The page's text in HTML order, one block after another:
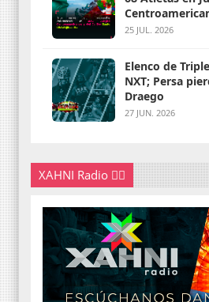
25 JUL. 2026
Elenco de
NXT; Persa pierde máscara ante
Draego
27 JUN. 2026
XAHNI Radio 👇🏽